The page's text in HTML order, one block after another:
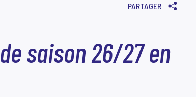
PARTAGER
saison 26/27 en